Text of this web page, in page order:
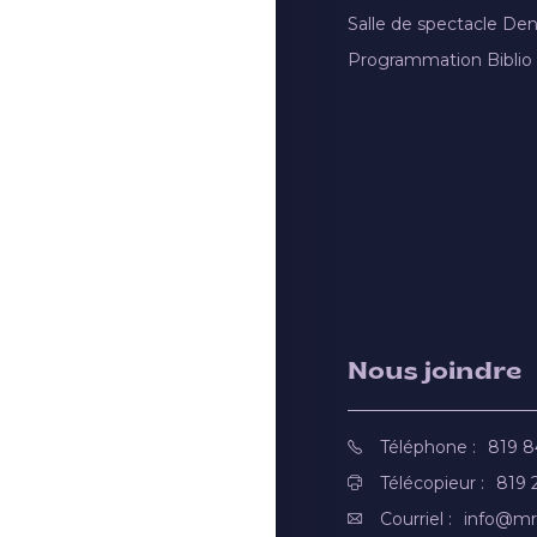
Salle de spectacle
Programmation Biblio
Nous joindre
Téléphone :
819
Télécopieur :
819
Courriel :